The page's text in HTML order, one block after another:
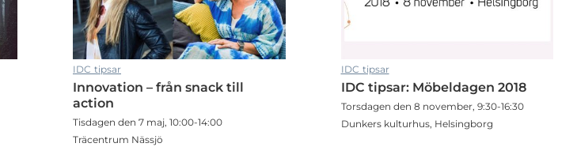
IDC tipsar
Innovation – från snack till
action
Tisdagen den 7 maj, 10:00-14:00
Träcentrum Nässjö
IDC tipsar
IDC tipsar: Möbeldagen 2018
Torsdagen den 8 november, 9:30-16:30
Dunkers kulturhus, Helsingborg